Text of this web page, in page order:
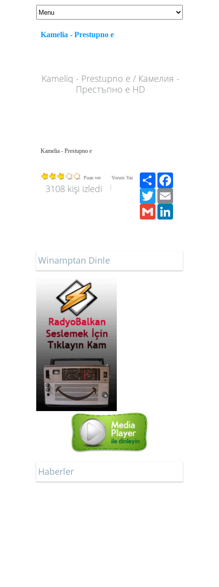
Kamelia - Prestupno e
Kameliq - Prestupno e / Камелия -
Престъпно е HD
Kamelia - Prestupno e
Puan ver Yorum Yaz
3108 kişi izledi
Paylaş
Twitter
Gmail
Winamptan Dinle
Haberler